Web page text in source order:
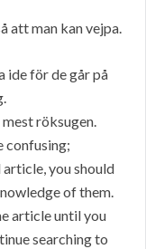
att man kan vejpa.
ide för de går på
röksugen.
confusing;
you should
of them.
article until you
searching to